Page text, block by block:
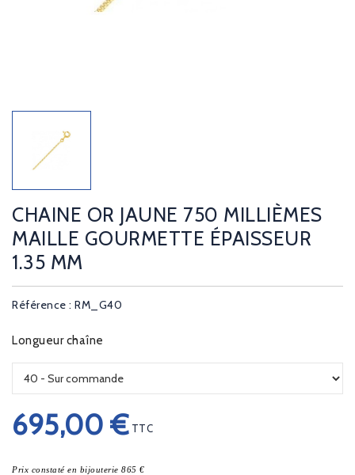
CHAINE OR JAUNE 750 MILLIÈMES
MAILLE GOURMETTE ÉPAISSEUR
1.35 MM
Référence : RM_G40
Longueur chaîne
695,00 € TTC
Prix constaté en bijouterie 865 €